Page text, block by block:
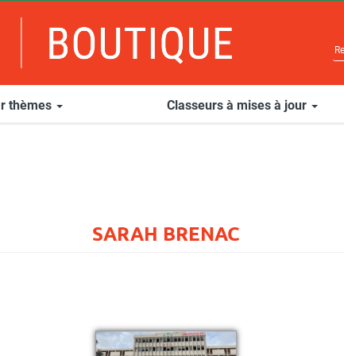
thèmes Classeurs à mises à jour
SARAH BRENAC